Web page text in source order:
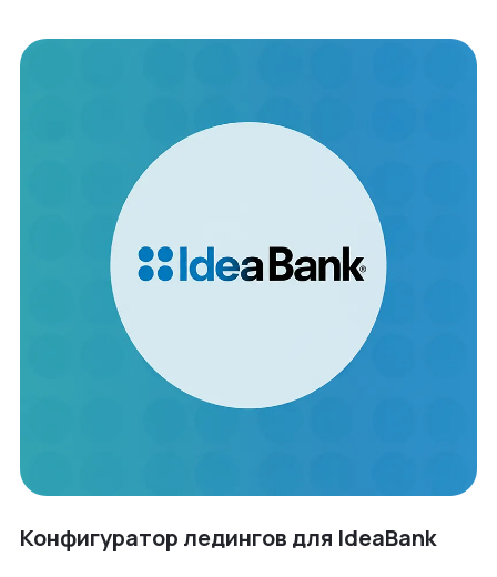
Конфигуратор ледингов для IdeaBank